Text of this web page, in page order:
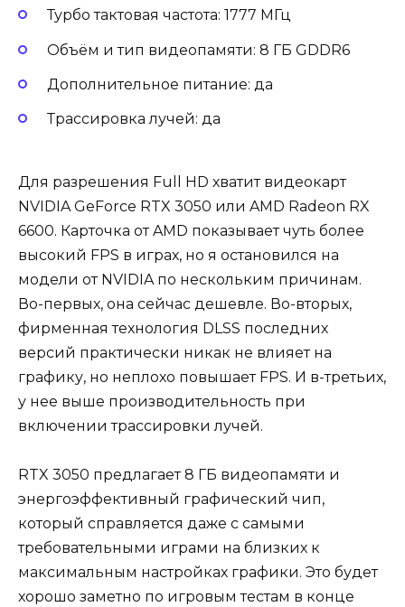
Турбо тактовая частота: 1777 МГц
Объём и тип видеопамяти: 8 ГБ GDDR6
Дополнительное питание: да
Трассировка лучей: да
Для разрешения Full HD хватит видеокарт
NVIDIA GeForce RTX 3050 или AMD Radeon RX
6600. Карточка от AMD показывает чуть более
высокий FPS в играх, но я остановился на
модели от NVIDIA по нескольким причинам.
Во-первых, она сейчас дешевле. Во-вторых,
фирменная технология DLSS последних
версий практически никак не влияет на
графику, но неплохо повышает FPS. И в-третьих,
у нее выше производительность при
включении трассировки лучей.
RTX 3050 предлагает 8 ГБ видеопамяти и
энергоэффективный графический чип,
который справляется даже с самыми
требовательными играми на близких к
максимальным настройках графики. Это будет
хорошо заметно по игровым тестам в конце